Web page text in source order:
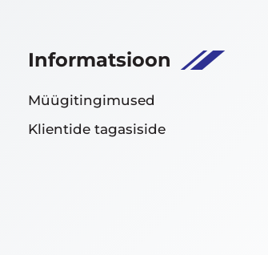
Informatsioon
Müügitingimused
Klientide tagasiside